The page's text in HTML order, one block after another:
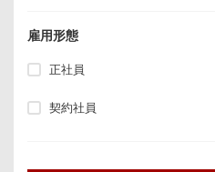
雇用形態
正社員
契約社員